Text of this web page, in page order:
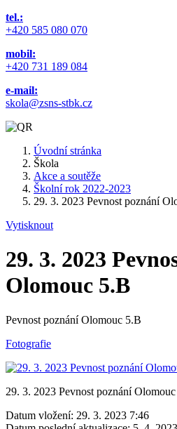
tel.:
+420 585 080 070
mobil:
+420 731 189 084
e-mail:
skola@zsns-stbk.cz
Úvodní stránka
Škola
Akce a soutěže
Školní rok 2022-2023
29. 3. 2023 Pevnost poznání
Vytisknout
29. 3. 2023
Olomouc 5.B
Pevnost poznání Olomouc 5.B
Fotografie
29. 3. 2023 Pevnost poznání
Datum vložení: 29. 3. 2023 7:46